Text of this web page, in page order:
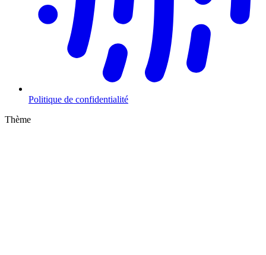
Politique de confidentialité
Thème